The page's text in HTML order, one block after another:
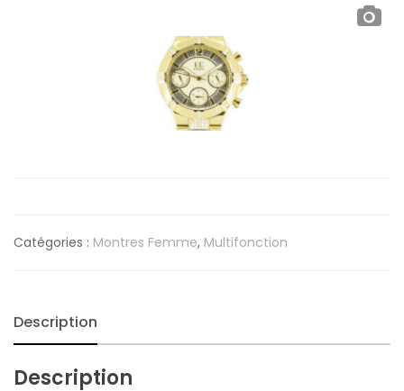
Catégories : Montres Femme, Multifonction
Description
Description